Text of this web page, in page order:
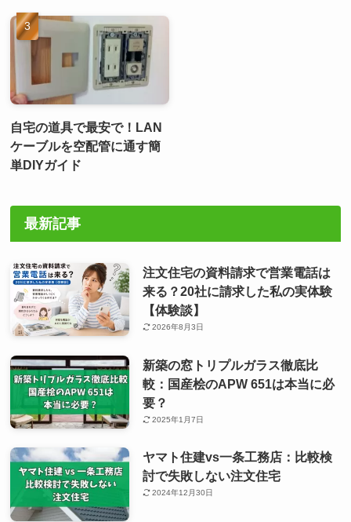
自宅の道具で最安で！LAN
ケーブルを空配管に通す簡
単DIYガイド
最新記事
注文住宅の資料請求で営業電話は
来る？20社に請求した私の実体験
【体験談】
2026年8月3日
新築の窓トリプルガラス徹底比
較：国産桧のAPW 651は本当に必
要？
2025年1月7日
ヤマト住建vs一条工務店：比較検
討で失敗しない注文住宅
2024年12月30日